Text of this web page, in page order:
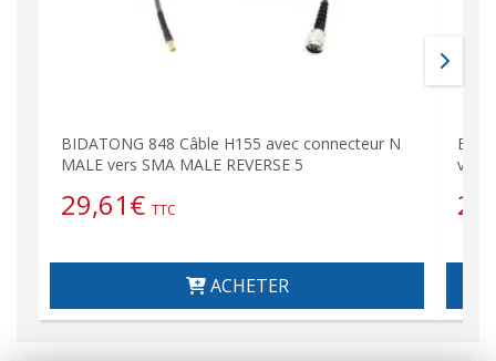
BIDATONG 848 Câble H155 avec connecteur N
MALE vers SMA MALE REVERSE 5
29,61€ TTC
ACHETER
vers